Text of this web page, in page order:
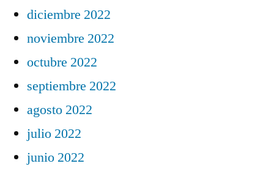
diciembre 2022
noviembre 2022
octubre 2022
septiembre 2022
agosto 2022
julio 2022
junio 2022